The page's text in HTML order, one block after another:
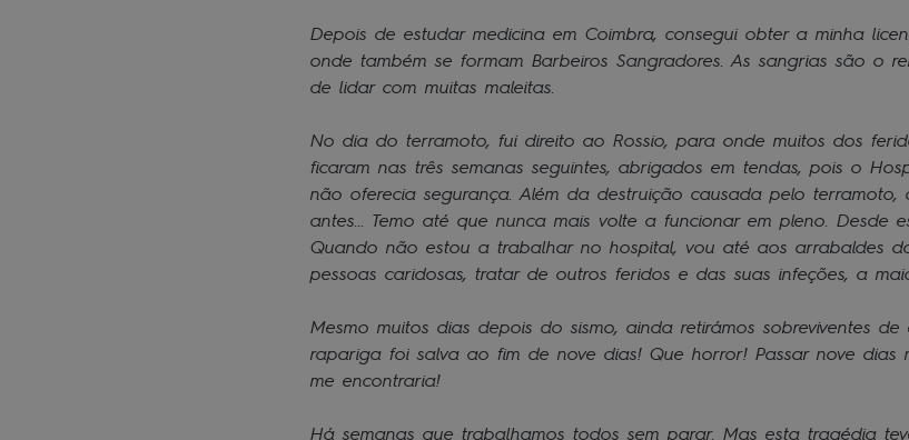
Depois de estudar medicina em Coimbra, consegui obter a minha
onde também se formam Barbeiros Sangradores. As sangrias são o
de lidar com muitas maleitas.
No dia do terramoto, fui direito ao Rossio, para onde muitos dos
ficaram nas três semanas seguintes, abrigados em tendas, pois o
não oferecia segurança. Além da destruição causada pelo
antes... Temo até que nunca mais volte a funcionar em pleno. Desde
Quando não estou a trabalhar no hospital, vou até aos arrabaldes
pessoas caridosas, tratar de outros feridos e das suas infeções, a
Mesmo muitos dias depois do sismo, ainda retirámos sobreviventes
rapariga foi salva ao fim de nove dias! Que horror! Passar nove dias
me encontraria!
Há semanas que trabalhamos todos sem parar. Mas esta tragédia